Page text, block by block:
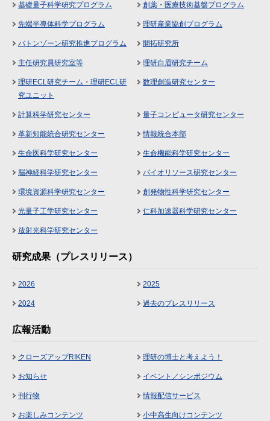
基礎量子科学研究プログラム 創薬・医療技術基盤プログラム
先端半導体科学プログラム 理研産業協創プログラム
バトンゾーン研究推進プログラム 開拓研究所
主任研究員研究室等 理研白眉研究チーム
理研ECL研究チーム・理研ECL研
究ユニット
数理創造研究センター
計算科学研究センター 量子コンピュータ研究センター
革新知能統合研究センター 情報統合本部
生命医科学研究センター 生命機能科学研究センター
脳神経科学研究センター バイオリソース研究センター
環境資源科学研究センター 創発物性科学研究センター
光量子工学研究センター 仁科加速器科学研究センター
放射光科学研究センター
研究成果（プレスリリース）
2026 2025
2024 過去のプレスリリース
広報活動
クローズアップRIKEN 理研の博士と考えよう！
お知らせ イベント／シンポジウム
刊行物 情報配信サービス
お楽しみコンテンツ 小中高生向けコンテンツ